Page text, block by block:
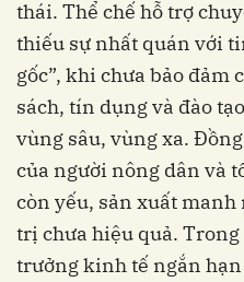
thái. Thể chế hỗ trợ
thiếu sự nhất quán với
gốc”, khi chưa bảo đảm
sách, tín dụng và đào
vùng sâu, vùng xa.
của người nông dân và
còn yếu, sản xuất
trị chưa hiệu quả.
trưởng kinh tế ngắn